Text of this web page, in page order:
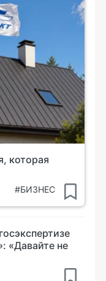
которая
#БИЗНЕС
«Давайте не